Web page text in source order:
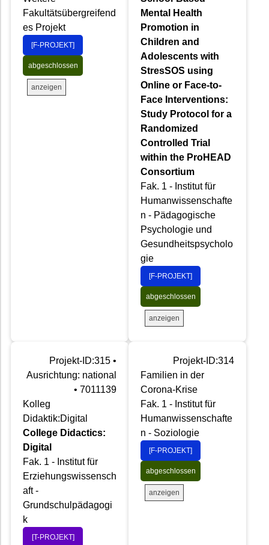
Fakultätsübergreifend
es Projekt
[F-PROJEKT]
abgeschlossen
anzeigen
Mental Health
Promotion in
Children and
Adolescents with
StresSOS using
Online or Face-to-
Face Interventions:
Study Protocol for a
Randomized
Controlled Trial
within the ProHEAD
Consortium
Fak. 1 - Institut für
Humanwissenschafte
n - Pädagogische
Psychologie und
Gesundheitspsycholo
gie
[F-PROJEKT]
abgeschlossen
anzeigen
Projekt-ID:315 •
Ausrichtung: national
• 7011139
Kolleg
Didaktik:Digital
College Didactics:
Digital
Fak. 1 - Institut für
Erziehungswissensch
aft -
Grundschulpädagogi
k
[T-PROJEKT]
Projekt-ID:314
Familien in der
Corona-Krise
Fak. 1 - Institut für
Humanwissenschafte
n - Soziologie
[F-PROJEKT]
abgeschlossen
anzeigen